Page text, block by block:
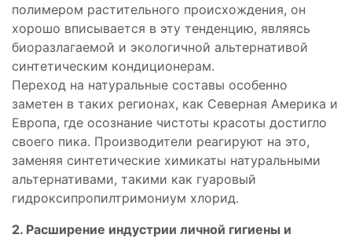
полимером растительного происхождения, он
хорошо вписывается в эту тенденцию, являясь
биоразлагаемой и экологичной альтернативой
синтетическим кондиционерам.
Переход на натуральные составы особенно
заметен в таких регионах, как Северная Америка и
Европа, где осознание чистоты красоты достигло
своего пика. Производители реагируют на это,
заменяя синтетические химикаты натуральными
альтернативами, такими как гуаровый
гидроксипропилтримониум хлорид.
2. Расширение индустрии личной гигиены и